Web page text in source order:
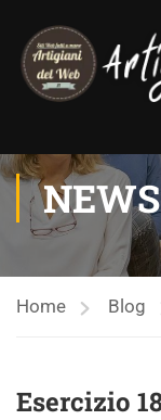
NEWS
Home Blog
Esercizio